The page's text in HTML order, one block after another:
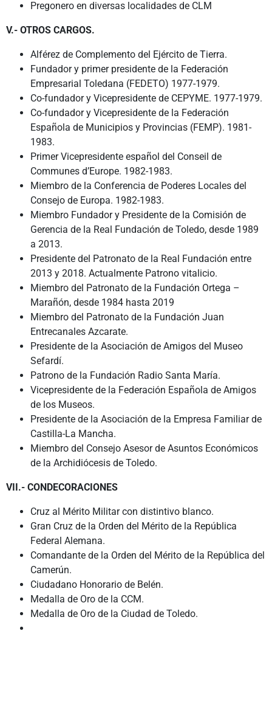
Pregonero en diversas localidades de CLM
V.- OTROS CARGOS.
Alférez de Complemento del Ejército de Tierra.
Fundador y primer presidente de la Federación
Empresarial Toledana (FEDETO) 1977-1979.
Co-fundador y Vicepresidente de CEPYME. 1977-1979.
Co-fundador y Vicepresidente de la Federación
Española de Municipios y Provincias (FEMP). 1981-
1983.
Primer Vicepresidente español del Conseil de
Communes d’Europe. 1982-1983.
Miembro de la Conferencia de Poderes Locales del
Consejo de Europa. 1982-1983.
Miembro Fundador y Presidente de la Comisión de
Gerencia de la Real Fundación de Toledo, desde 1989
a 2013.
Presidente del Patronato de la Real Fundación entre
2013 y 2018. Actualmente Patrono vitalicio.
Miembro del Patronato de la Fundación Ortega –
Marañón, desde 1984 hasta 2019
Miembro del Patronato de la Fundación Juan
Entrecanales Azcarate.
Presidente de la Asociación de Amigos del Museo
Sefardí.
Patrono de la Fundación Radio Santa María.
Vicepresidente de la Federación Española de Amigos
de los Museos.
Presidente de la Asociación de la Empresa Familiar de
Castilla-La Mancha.
Miembro del Consejo Asesor de Asuntos Económicos
de la Archidiócesis de Toledo.
VII.- CONDECORACIONES
Cruz al Mérito Militar con distintivo blanco.
Gran Cruz de la Orden del Mérito de la República
Federal Alemana.
Comandante de la Orden del Mérito de la República del
Camerún.
Ciudadano Honorario de Belén.
Medalla de Oro de la CCM.
Medalla de Oro de la Ciudad de Toledo.